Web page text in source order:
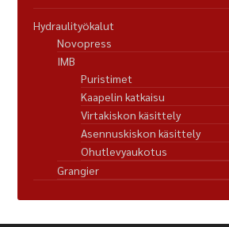
Hydraulityökalut
Novopress
IMB
Puristimet
Kaapelin katkaisu
Virtakiskon käsittely
Asennuskiskon käsittely
Ohutlevyaukotus
Grangier